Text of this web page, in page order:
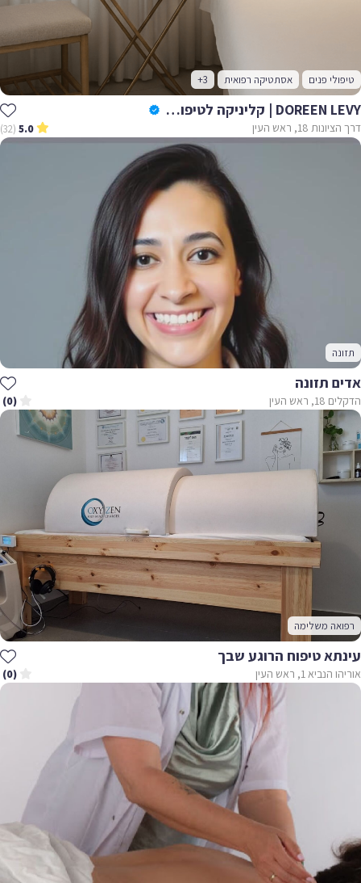
טיפולי פנים אסתטיקה רפואית +3
DOREEN LEVY | קליניקה לטיפוח ויופי
דרך הציונות 18, ראש העין 5.0
(32)
תזונה
אדים תזונה
הדקלים 18, ראש העין (0)
רפואה משלימה
עינתא טיפוח הרוגע שבך
אוריהו הנביא 1, ראש העין (0)